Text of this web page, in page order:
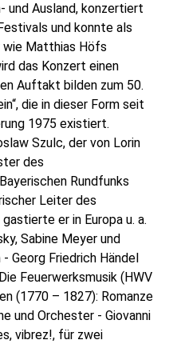
und Ausland, konzertiert
und konnte als
Matthias Höfs
das Konzert einen
Auftakt bilden zum 50.
die in dieser Form seit
1975 existiert.
Szulc, der von Lorin
des
Rundfunks
Leiter des
er in Europa u. a.
Sabine Meyer und
Georg Friedrich Händel
Feuerwerksmusik (HWV
(1770 – 1827): Romanze
und Orchester - Giovanni
vibrez!, für zwei